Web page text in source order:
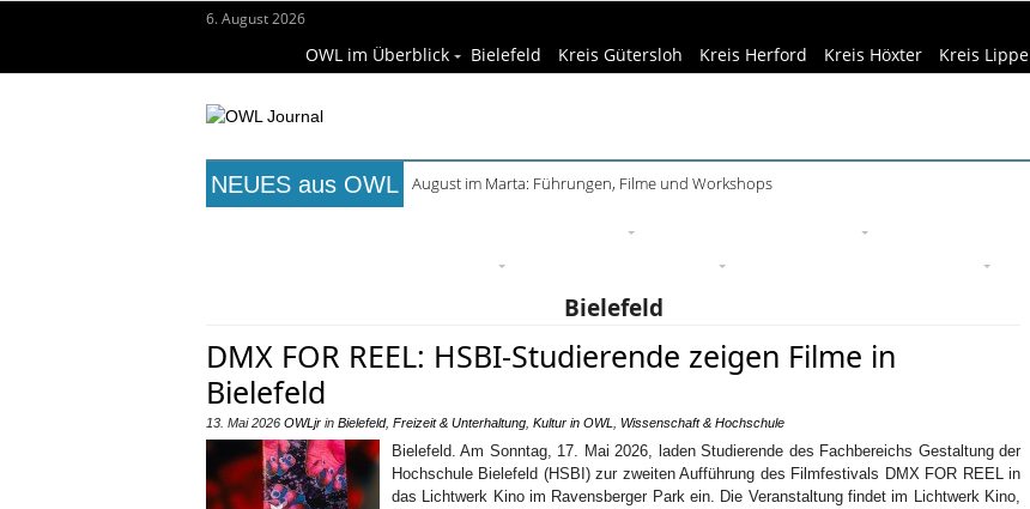
6. August 2026
OWL im Überblick Bielefeld Kreis Gütersloh Kreis Herford Kreis Höxter Kreis Lippe
NEUES aus OWL
August im Marta: Führungen, Filme und Workshops
Bielefeld
DMX FOR REEL: HSBI-Studierende zeigen Filme in
Bielefeld
13. Mai 2026 OWLjr in Bielefeld, Freizeit & Unterhaltung Kultur in OWL Wissenschaft & Hochschule
Bielefeld. Am Sonntag, 17. Mai 2026, laden Studierende des Fachbereichs Gestaltung der
Hochschule Bielefeld (HSBI) zur zweiten Aufführung des Filmfestivals DMX FOR REEL in
das Lichtwerk Kino im Ravensberger Park ein. Die Veranstaltung findet im Lichtwerk Kino,